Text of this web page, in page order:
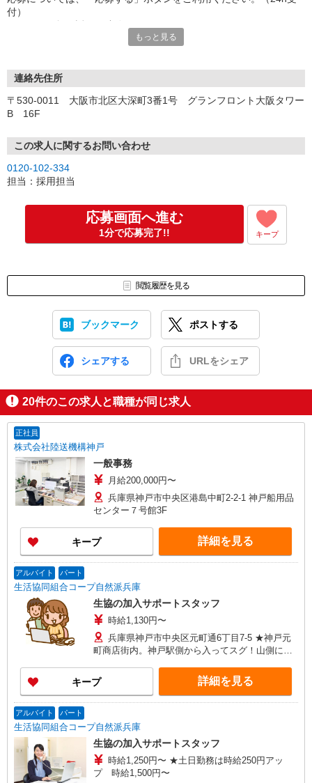
付）
お電話でのご応募もお待ちしております。（平日9:00〜19:00）
応募
↓
オンライン登録
す。
※ご登録が無い方には当社よりオンライン登録のご案内をいたしま
す。
↓
面接（1回、1時間程度）
※面接のないお仕事もございます。
合否については1週間以内にご連絡させていただきます。
※入社日等はご相談に応じます。
もっと見る
連絡先住所
〒530-0011 大阪市北区大深町3番1号 グランフロント大阪タワー
B 16F
この求人に関するお問い合わせ
0120-102-334
担当：採用担当
応募画面へ進む
1分で応募完了!! キープ
閲覧履歴を見る
ブックマーク ポストする
シェアする URLをシェア
20件のこの求人と職種が同じ求人
正社員
株式会社陸送機構神戸
一般事務
月給200,000円〜
兵庫県神戸市中央区港島中町2-2-1 神戸船用品
センター７号館3F
キープ 詳細を見る
アルバイト パート
生活協同組合コープ自然派兵庫
生協の加入サポートスタッフ
時給1,130円〜
兵庫県神戸市中央区元町通6丁目7-5 ★神戸元
町商店街内。神戸駅側から入ってスグ！山側にお
キープ 詳細を見る
アルバイト パート
生活協同組合コープ自然派兵庫
生協の加入サポートスタッフ
時給1,250円〜 ★土日勤務は時給250円アッ
プ 時給1,500円〜